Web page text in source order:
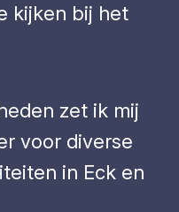
kijken bij het
zet ik mij
voor diverse
in Eck en